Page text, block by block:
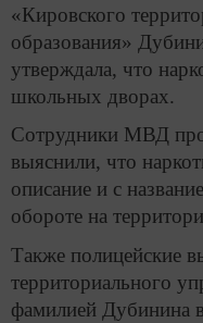
«Кировского
образования»
утверждала, что
школьных дворах.
Сотрудники МВД
выяснили, что
описание и с
обороте на
Также полицейские
территориального
фамилией Дубинина